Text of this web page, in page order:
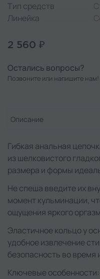
Тип средств
Линейка
2 560 ₽
Остались вопросы?
Позвоните или напишите нам!
Описание
Гибкая анальная
из шелковистого
размера и формы
Не спеша введите их
момент кульминации,
ощущения яркого
Эластичное кольцо у
удобное извлечение
безопасность во время
Ключевые особенности: